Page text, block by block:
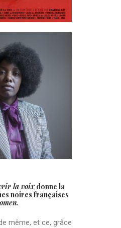
la voix donne la
noires françaises
même, et ce, grâce